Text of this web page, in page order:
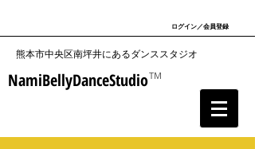
ログイン／会員登録
​熊本市中央区南坪井にあるダンススタジオ
NamiBellyDanceStudioTM